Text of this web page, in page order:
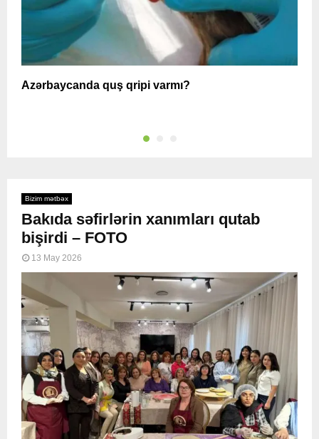
Azərbaycanda quş qripi varmı?
Bizim mətbəx
Bakıda səfirlərin xanımları qutab
bişirdi – FOTO
13 May 2026